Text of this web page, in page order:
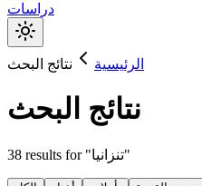
دراسات
الرئيسية نتائج البحث
نتائج البحث
38 results for "تنزانيا"